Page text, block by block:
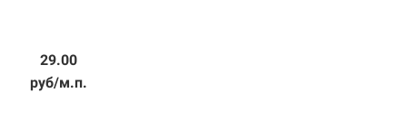
29.00
руб/м.п.